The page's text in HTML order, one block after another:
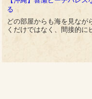
る
どの部屋からも海を見なが
くだけではなく、間接的に